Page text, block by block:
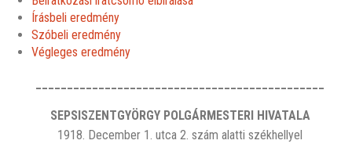
Írásbeli eredmény
Szóbeli eredmény
Végleges eredmény
SEPSISZENTGYÖRGY POLGÁRMESTERI HIVATALA
1918. December 1. utca 2. szám alatti székhellyel